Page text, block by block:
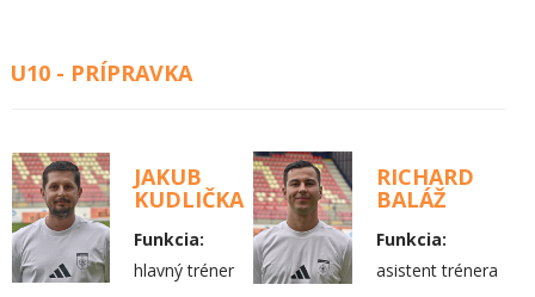
U10 - PRÍPRAVKA
JAKUB
KUDLIČKA
Funkcia:
hlavný tréner
RICHARD
BALÁŽ
Funkcia:
asistent trénera